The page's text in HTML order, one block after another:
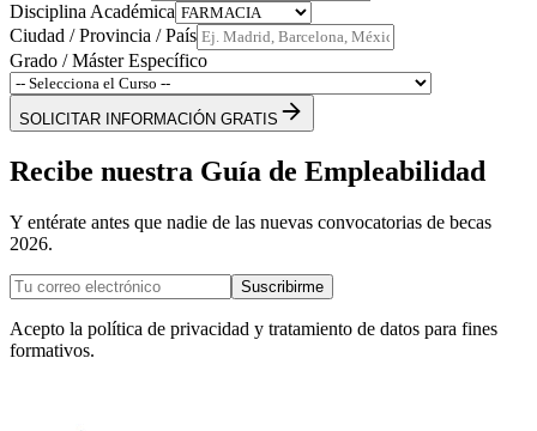
Disciplina Académica
Ciudad / Provincia / País
Grado / Máster Específico
SOLICITAR INFORMACIÓN GRATIS
Recibe nuestra Guía de Empleabilidad
Y entérate antes que nadie de las nuevas convocatorias de becas
2026.
Suscribirme
Acepto la política de privacidad y tratamiento de datos para fines
formativos.